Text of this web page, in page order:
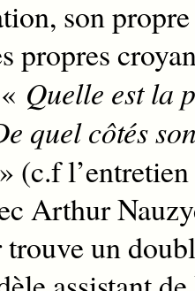
son
propres
Quelle est la
quel côtés
» (c.f
Arthur
trouve un